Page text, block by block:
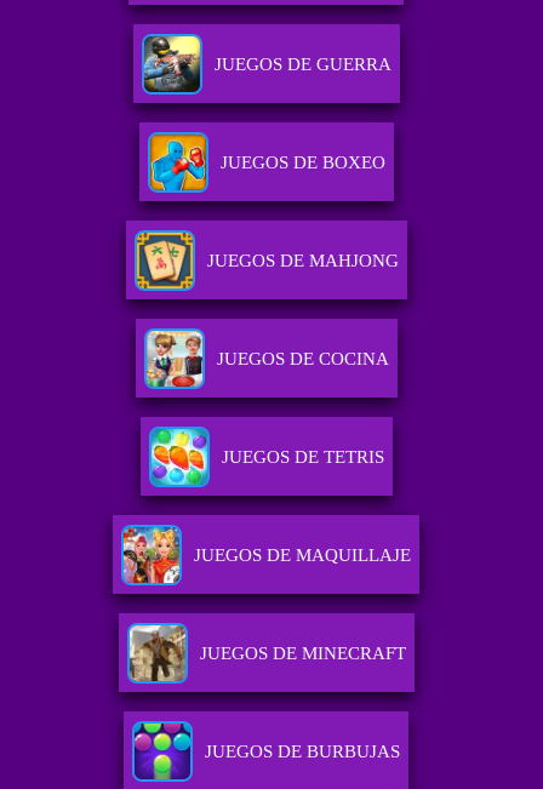
JUEGOS DE GUERRA
JUEGOS DE BOXEO
JUEGOS DE MAHJONG
JUEGOS DE COCINA
JUEGOS DE TETRIS
JUEGOS DE MAQUILLAJE
JUEGOS DE MINECRAFT
JUEGOS DE BURBUJAS